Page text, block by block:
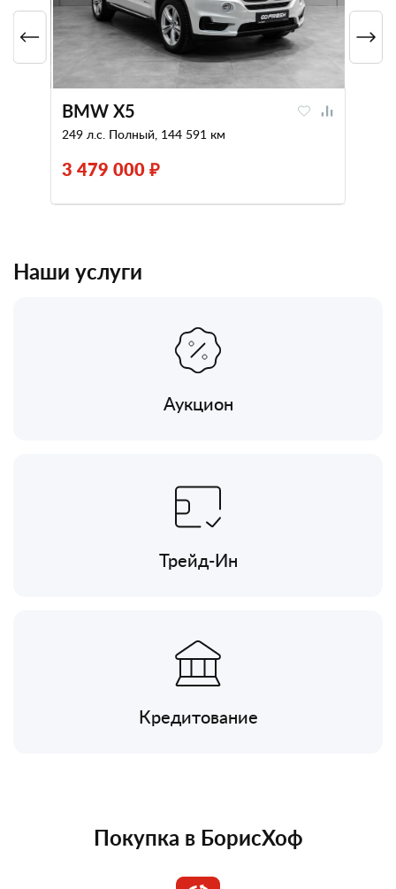
BMW X5
249 л.с. Полный, 144 591 км
3 479 000 ₽
Наши услуги
Аукцион
Трейд-Ин
Кредитование
Покупка в БорисХоф